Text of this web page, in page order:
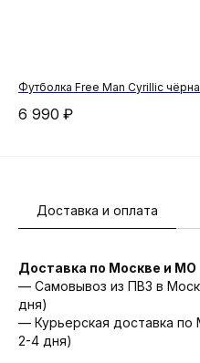
Футболка Free Man Cyrillic
6 990 ₽
Доставка и оплата
Доставка по Москве и МО
— Самовывоз из ПВЗ в
дня)
— Курьерская доставка
2-4 дня)